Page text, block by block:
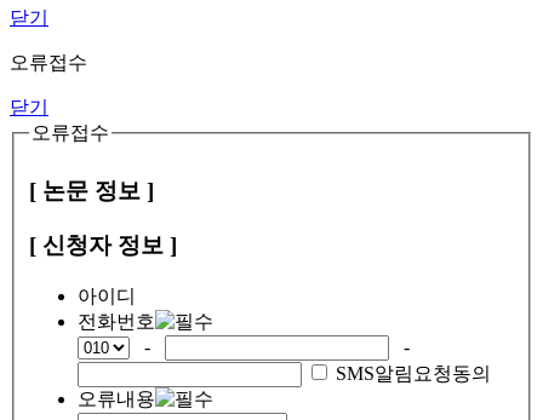
닫기
오류접수
닫기
오류접수
[ 논문 정보 ]
[ 신청자 정보 ]
아이디
전화번호
-
-
SMS알림요청동의
오류내용